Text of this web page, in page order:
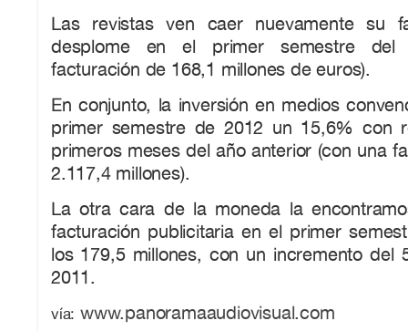
Las revistas ven caer nuevamente su
desplome en el primer semestre
facturación de 168,1 millones de euros).
En conjunto, la inversión en medios
primer semestre de 2012 un 15,6% con
primeros meses del año anterior (con una
2.117,4 millones).
La otra cara de la moneda la
facturación publicitaria en el primer
los 179,5 millones, con un incremento del
2011.
vía: www.panoramaaudiovisual.com